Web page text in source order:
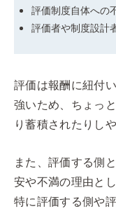
評価制度自体への
評価者や制度設計
評価は報酬に紐付
強いため、ちょっ
り蓄積されたりし
また、評価する側
安や不満の理由と
特に評価する側や